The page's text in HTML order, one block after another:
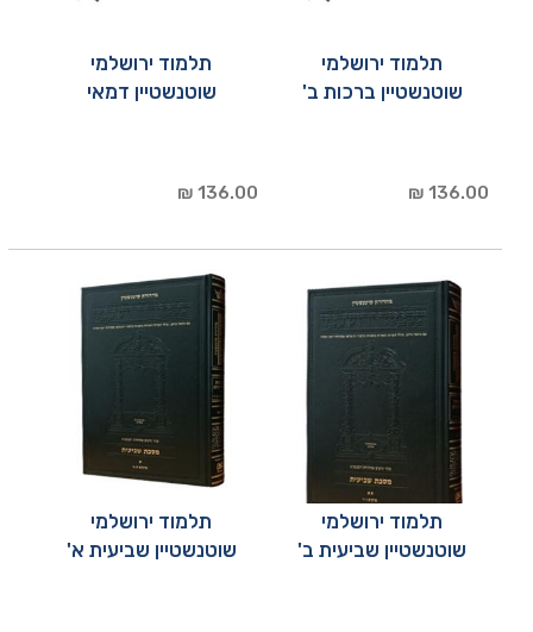
תלמוד ירושלמי
שוטנשטיין ברכות ב'
136.00 ₪
תלמוד ירושלמי
שוטנשטיין דמאי
136.00 ₪
תלמוד ירושלמי
שוטנשטיין שביעית ב'
תלמוד ירושלמי
שוטנשטיין שביעית א'